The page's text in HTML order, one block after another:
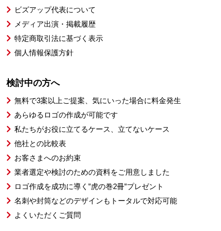
ビズアップ代表について
メディア出演・掲載履歴
特定商取引法に基づく表示
個人情報保護方針
検討中の方へ
無料で3案以上ご提案、気にいった場合に料金発生
あらゆるロゴの作成が可能です
私たちがお役に立てるケース、立てないケース
他社との比較表
お客さまへのお約束
業者選定や検討のための資料をご用意しました
ロゴ作成を成功に導く”虎の巻2冊”プレゼント
名刺や封筒などのデザインもトータルで対応可能
よくいただくご質問